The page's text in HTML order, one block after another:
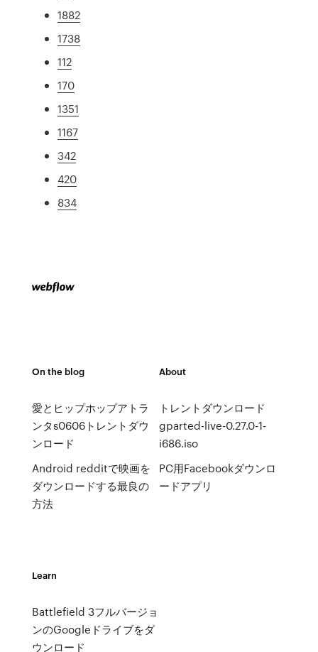
1882
1738
112
170
1351
1167
342
420
834
On the blog
愛とヒップホップアトラ
ンタs0606トレントダウ
ンロード
Android redditで映画を
ダウンロードする最良の
方法
About
トレントダウンロード
gparted-live-0.27.0-1-
i686.iso
PC用Fa​​cebookダウンロ
ードアプリ
Learn
Battlefield 3フルバージョ
ンのGoogleドライブをダ
ウンロード